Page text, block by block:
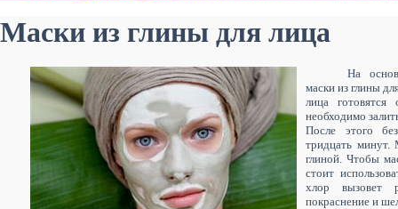
Маски из глины для лица
На
маски из глины
лица готовятся
необходимо
После этого
тридцать минут.
глиной. Чтобы
стоит
хлор вызовет
покраснение и